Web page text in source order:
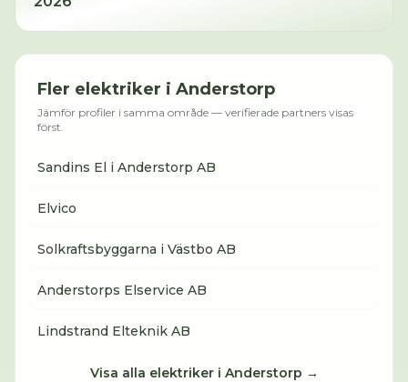
Fler elektriker i Anderstorp
Jämför profiler i samma område — verifierade partners visas
först.
Sandins El i Anderstorp AB
Elvico
Solkraftsbyggarna i Västbo AB
Anderstorps Elservice AB
Lindstrand Elteknik AB
Visa alla elektrikeri Anderstorp →